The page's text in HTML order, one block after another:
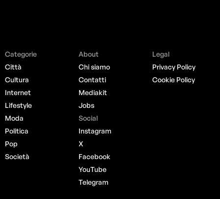
Categorie
Città
Cultura
Internet
Lifestyle
Moda
Politica
Pop
Società
About
Chi siamo
Contatti
Mediakit
Jobs
Social
Instagram
X
Facebook
YouTube
Telegram
Legal
Privacy Policy
Cookie Policy